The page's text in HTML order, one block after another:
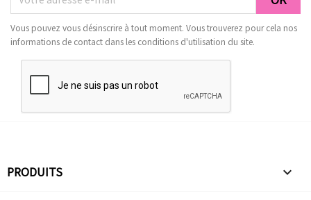
Vous pouvez vous désinscrire à tout moment. Vous trouverez pour cela nos
informations de contact dans les conditions d'utilisation du site.
PRODUITS 